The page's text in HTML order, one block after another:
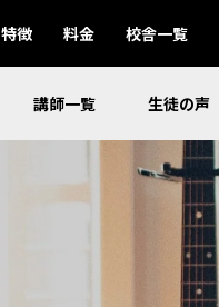
特徴 料金 校舎一覧
講師一覧 生徒の声